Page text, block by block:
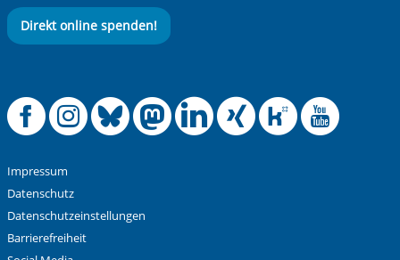
Anti-Roboter-Verifizierung
Alle Informationen zum Schutz der Daten sind sind in
unserer Datenschutzerklärung aufrufbar.
Direkt online spenden!
Offizielle
Offizielle
Offizielle
Offizielle
Offizielle
Impressum
Datenschutz
Datenschutzeinstellungen
Barrierefreiheit